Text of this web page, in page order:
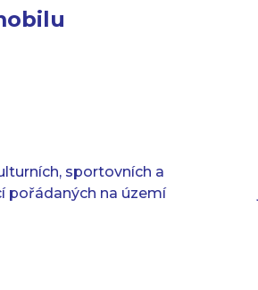
sportovních a
pořádaných na území